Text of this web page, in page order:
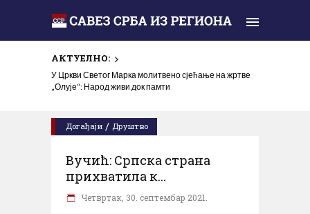
АКТУЕЛНО:
У Цркви Светог Марка молитвено сјећање на жртве
„Олује“: Народ живи док памти
Догађаји / Друштво
Вучић: Српска страна
прихватила к...
Четвртак, 30. септембар 2021.